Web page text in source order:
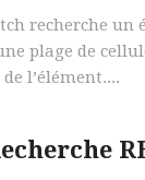
recherche un
plage de
l’élément....